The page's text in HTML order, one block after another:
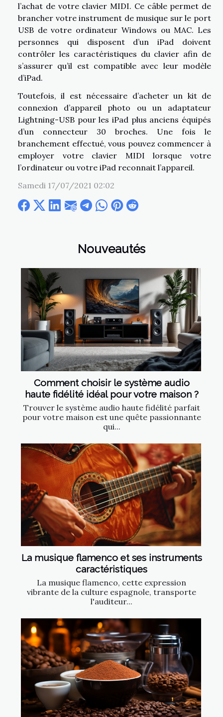
Nouveautés
Comment choisir le système audio
haute fidélité idéal pour votre maison ?
Trouver le système audio haute fidélité parfait
pour votre maison est une quête passionnante
qui...
La musique flamenco et ses instruments
caractéristiques
La musique flamenco, cette expression
vibrante de la culture espagnole, transporte
l'auditeur...
l’achat de votre clavier MIDI. Ce câble permet de
brancher votre instrument de musique sur le port
USB de votre ordinateur Windows ou MAC. Les
personnes qui disposent d’un iPad doivent
contrôler les caractéristiques du clavier afin de
s’assurer qu’il est compatible avec leur modèle
d’iPad.
Toutefois, il est nécessaire d’acheter un kit de
connexion d’appareil photo ou un adaptateur
Lightning-USB pour les iPad plus anciens équipés
d’un connecteur 30 broches. Une fois le
branchement effectué, vous pouvez commencer à
employer votre clavier MIDI lorsque votre
l’ordinateur ou votre iPad reconnait l’appareil.
Samedi 17/07/2021 02:02